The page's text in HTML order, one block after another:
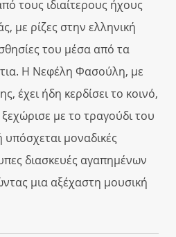
τους ιδιαίτερους ήχους
με ρίζες στην ελληνική
του μέσα από τα
Η Νεφέλη Φασούλη, με
έχει ήδη κερδίσει το κοινό,
με το τραγούδι του
μοναδικές
διασκευές αγαπημένων
μια αξέχαστη μουσική